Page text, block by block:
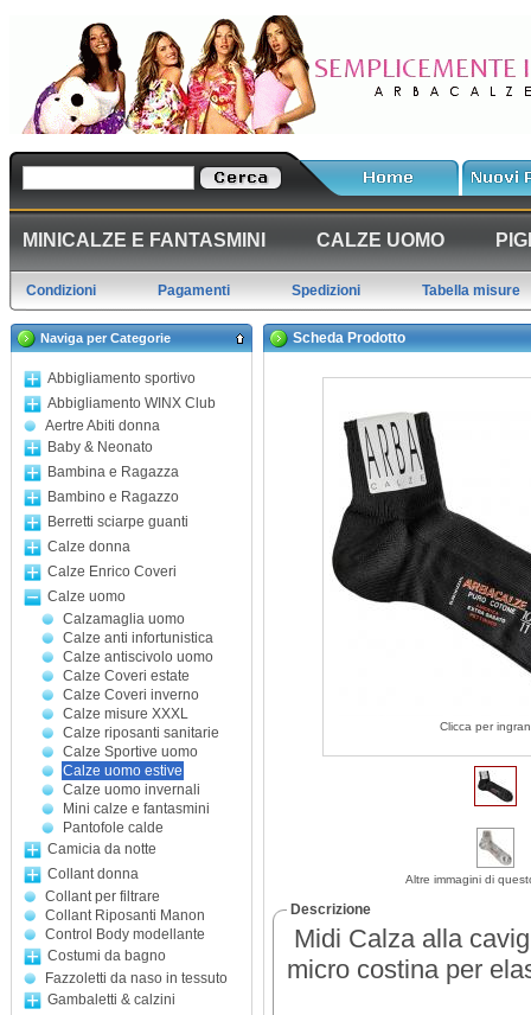
MINICALZE E FANTASMINI CALZE UOMO
Condizioni Pagamenti Spedizioni Tabella misure
Naviga per Categorie
Abbigliamento sportivo
Abbigliamento WINX Club
Aertre Abiti donna
Baby & Neonato
Bambina e Ragazza
Bambino e Ragazzo
Berretti sciarpe guanti
Calze donna
Calze Enrico Coveri
Calze uomo
Calzamaglia uomo
Calze anti infortunistica
Calze antiscivolo uomo
Calze Coveri estate
Calze Coveri inverno
Calze misure XXXL
Calze riposanti sanitarie
Calze Sportive uomo
Calze uomo estive
Calze uomo invernali
Mini calze e fantasmini
Pantofole calde
Camicia da notte
Collant donna
Collant per filtrare
Collant Riposanti Manon
Control Body modellante
Costumi da bagno
Fazzoletti da naso in tessuto
Gambaletti & calzini
Scheda Prodotto
Clicca per
Altre immagini di
Descrizione
Midi Calza alla
micro costina per